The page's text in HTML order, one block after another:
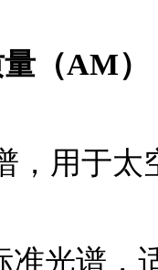
（AM）
，用于
准光谱